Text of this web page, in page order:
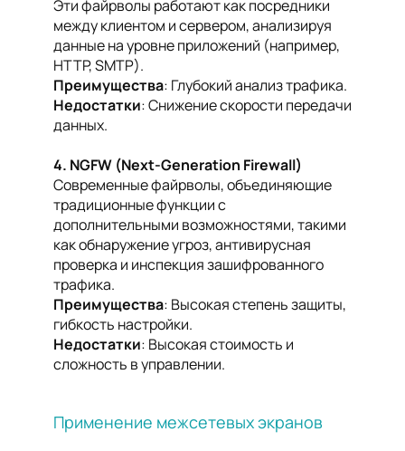
Эти файрволы работают как посредники
между клиентом и сервером, анализируя
данные на уровне приложений (например,
HTTP, SMTP).
Преимущества: Глубокий анализ трафика.
Недостатки: Снижение скорости передачи
данных.
4. NGFW (Next-Generation Firewall)
Современные файрволы, объединяющие
традиционные функции с
дополнительными возможностями, такими
как обнаружение угроз, антивирусная
проверка и инспекция зашифрованного
трафика.
Преимущества: Высокая степень защиты,
гибкость настройки.
Недостатки: Высокая стоимость и
сложность в управлении.
Применение межсетевых экранов